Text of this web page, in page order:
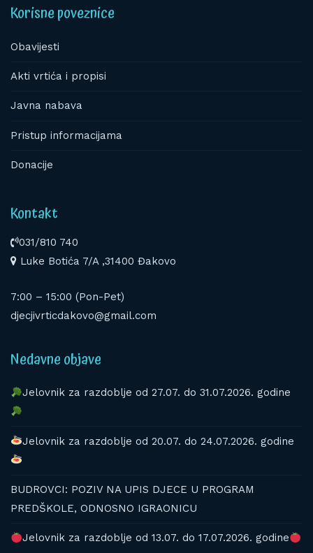
Korisne poveznice
Obavijesti
Akti vrtića i propisi
Javna nabava
Pristup informacijama
Donacije
Kontakt
031/810 740
Luke Botića 7/A ,31400 Đakovo
7:00 – 15:00 (Pon-Pet)
djecjivrticdakovo@gmail.com
Nedavne objave
Jelovnik za razdoblje od 27.07. do 31.07.2026. godine
Jelovnik za razdoblje od 20.07. do 24.07.2026. godine
BUDROVCI: POZIV NA UPIS DJECE U PROGRAM
PREDŠKOLE, ODNOSNO IGRAONICU
Jelovnik za razdoblje od 13.07. do 17.07.2026. godine